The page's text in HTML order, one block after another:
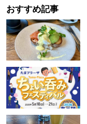
おすすめ記事